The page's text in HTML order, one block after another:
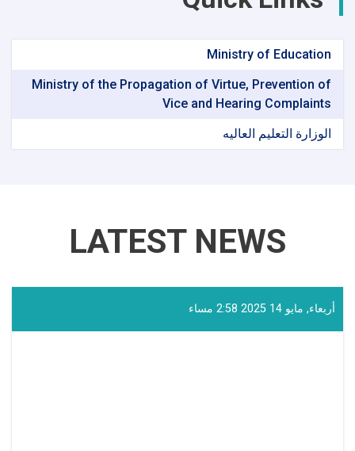
Ministry of Education
Ministry of the Propagation of Virtue, Prevention of
Vice and Hearing Complaints
الوزارة التعلیم العالیه
LATEST NEWS
أربعاء, مايو 14 2025 2:58 مساء